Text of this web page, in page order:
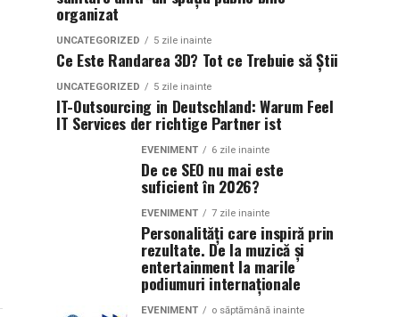
organizat
UNCATEGORIZED 5 zile inainte
Ce Este Randarea 3D? Tot ce Trebuie să Știi
UNCATEGORIZED 5 zile inainte
IT-Outsourcing in Deutschland: Warum Feel
IT Services der richtige Partner ist
EVENIMENT 6 zile inainte
De ce SEO nu mai este
suficient în 2026?
EVENIMENT 7 zile inainte
Personalități care inspiră prin
rezultate. De la muzică și
entertainment la marile
podiumuri internaționale
EVENIMENT o săptămână inainte